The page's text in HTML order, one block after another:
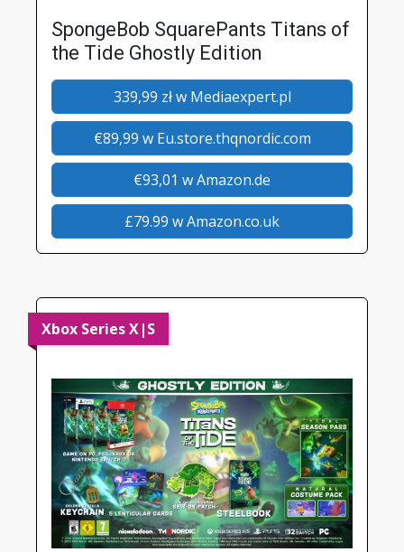
SpongeBob SquarePants Titans of
the Tide Ghostly Edition
339,99 zł w Mediaexpert.pl
€89,99 w Eu.store.thqnordic.com
€93,01 w Amazon.de
£79.99 w Amazon.co.uk
Xbox Series X|S